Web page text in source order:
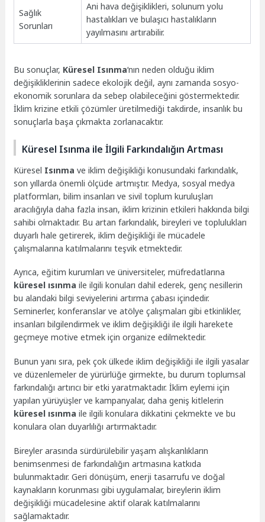
Sağlık
Sorunları
Ani hava değişiklikleri, solunum yolu
hastalıkları ve bulaşıcı hastalıkların
yayılmasını artırabilir.
Bu sonuçlar, Küresel Isınma‘nın neden olduğu iklim
değişikliklerinin sadece ekolojik değil, aynı zamanda sosyo-
ekonomik sorunlara da sebep olabileceğini göstermektedir.
İklim krizine etkili çözümler üretilmediği takdirde, insanlık bu
sonuçlarla başa çıkmakta zorlanacaktır.
Küresel Isınma ile İlgili Farkındalığın Artması
Küresel Isınma ve iklim değişikliği konusundaki farkındalık,
son yıllarda önemli ölçüde artmıştır. Medya, sosyal medya
platformları, bilim insanları ve sivil toplum kuruluşları
aracılığıyla daha fazla insan, iklim krizinin etkileri hakkında bilgi
sahibi olmaktadır. Bu artan farkındalık, bireyleri ve toplulukları
duyarlı hale getirerek, iklim değişikliği ile mücadele
çalışmalarına katılmalarını teşvik etmektedir.
Ayrıca, eğitim kurumları ve üniversiteler, müfredatlarına
küresel ısınma ile ilgili konuları dahil ederek, genç nesillerin
bu alandaki bilgi seviyelerini artırma çabası içindedir.
Seminerler, konferanslar ve atölye çalışmaları gibi etkinlikler,
insanları bilgilendirmek ve iklim değişikliği ile ilgili harekete
geçmeye motive etmek için organize edilmektedir.
Bunun yanı sıra, pek çok ülkede iklim değişikliği ile ilgili yasalar
ve düzenlemeler de yürürlüğe girmekte, bu durum toplumsal
farkındalığı artırıcı bir etki yaratmaktadır. İklim eylemi için
yapılan yürüyüşler ve kampanyalar, daha geniş kitlelerin
küresel ısınma ile ilgili konulara dikkatini çekmekte ve bu
konulara olan duyarlılığı artırmaktadır.
Bireyler arasında sürdürülebilir yaşam alışkanlıkların
benimsenmesi de farkındalığın artmasına katkıda
bulunmaktadır. Geri dönüşüm, enerji tasarrufu ve doğal
kaynakların korunması gibi uygulamalar, bireylerin iklim
değişikliği mücadelesine aktif olarak katılmalarını
sağlamaktadır.